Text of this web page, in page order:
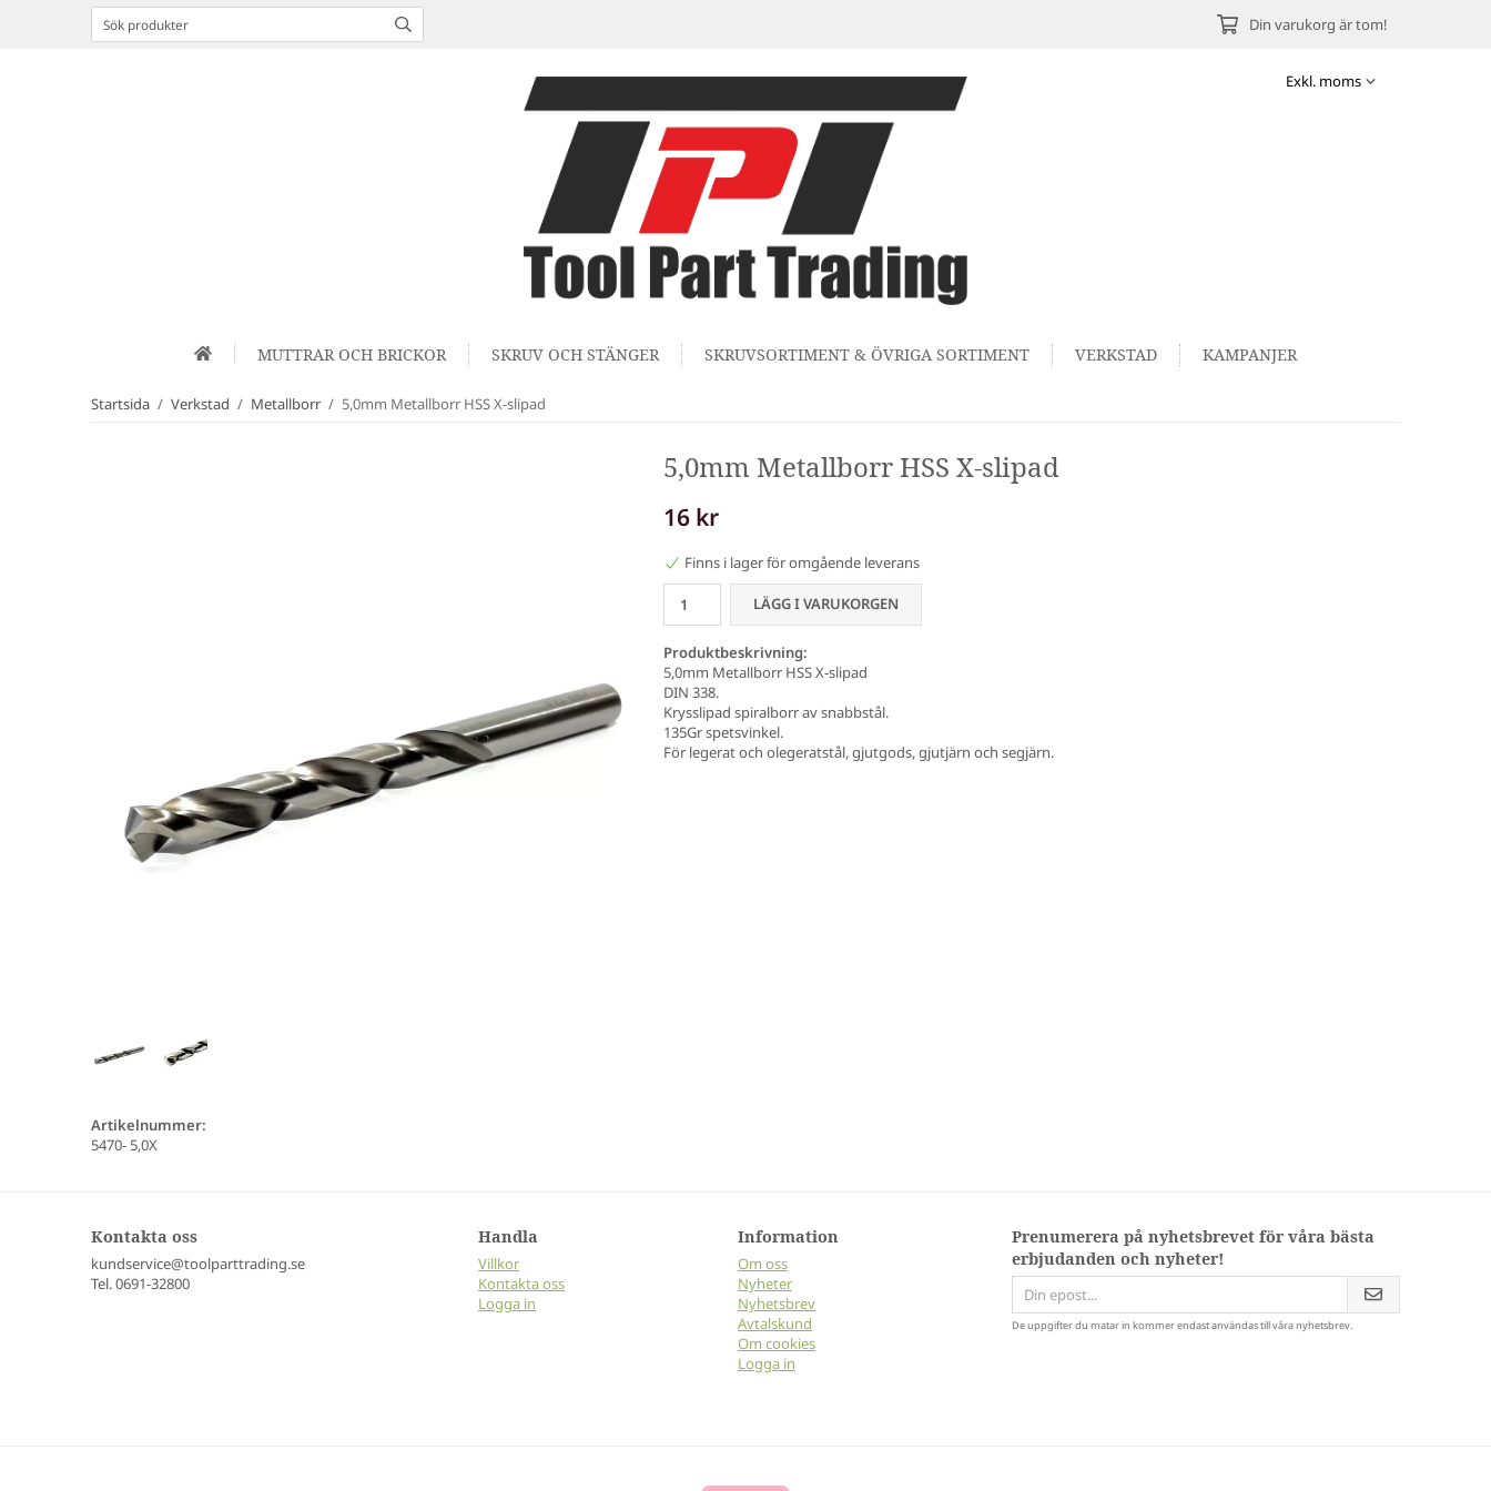
Din varukorg är tom!
MUTTRAR OCH BRICKOR SKRUV OCH STÄNGER SKRUVSORTIMENT & ÖVRIGA SORTIMENT VERKSTAD KAMPANJER
Startsida / Verkstad / Metallborr / 5,0mm Metallborr HSS X-slipad
5,0mm Metallborr HSS X-slipad
16 kr
Finns i lager för omgående leverans
LÄGG I VARUKORGEN
Produktbeskrivning:
5,0mm Metallborr HSS X-slipad
DIN 338.
Krysslipad spiralborr av snabbstål.
135Gr spetsvinkel.
För legerat och olegeratstål, gjutgods, gjutjärn och segjärn.
Artikelnummer:
5470- 5,0X
Kontakta oss
kundservice@toolparttrading.se
Tel. 0691-32800
Handla
Villkor
Kontakta oss
Logga in
Information
Om oss
Nyheter
Nyhetsbrev
Avtalskund
Om cookies
Logga in
Prenumerera på nyhetsbrevet för våra bästa
erbjudanden och nyheter!
De uppgifter du matar in kommer endast användas till våra nyhetsbrev.